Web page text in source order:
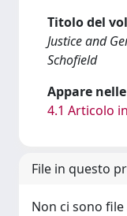
Titolo del
Justice and
Schofield
Appare
4.1 Articolo
File in questo
Non ci sono